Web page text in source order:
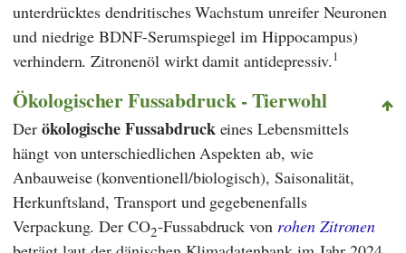
unterdrücktes dendritisches Wachstum unreifer Neuronen
und niedrige BDNF-Serumspiegel im Hippocampus)
verhindern. Zitronenöl wirkt damit antidepressiv.1
Ökologischer Fussabdruck - Tierwohl
Der ökologische Fussabdruckeines Lebensmittels
hängt von unterschiedlichen Aspekten ab, wie
Anbauweise (konventionell/biologisch), Saisonalität,
Herkunftsland, Transport und gegebenenfalls
Verpackung. Der CO2-Fussabdruck von rohen Zitronen